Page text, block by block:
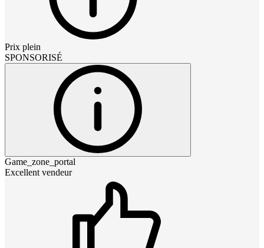
Prix plein
SPONSORISÉ
Game_zone_portal
Excellent vendeur